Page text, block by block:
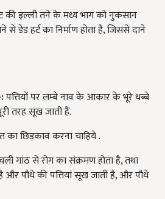
की इल्ली तने के मध्य भाग को नुकसान
डेड हर्ट का निर्माण होता है, जिससे दाने
पत्तियों पर लम्बे नाव के आकार के भूरे धब्बे
तरह सूख जाती हैं.
का छिड़काव करना चाहिये .
गांठ से रोग का संक्रमण होता है, तथा
है और पौधे की पत्तियां सूख जाती है, और पौधे